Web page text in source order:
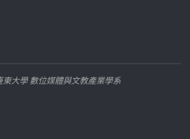
大學 數位媒體與文教產業學系